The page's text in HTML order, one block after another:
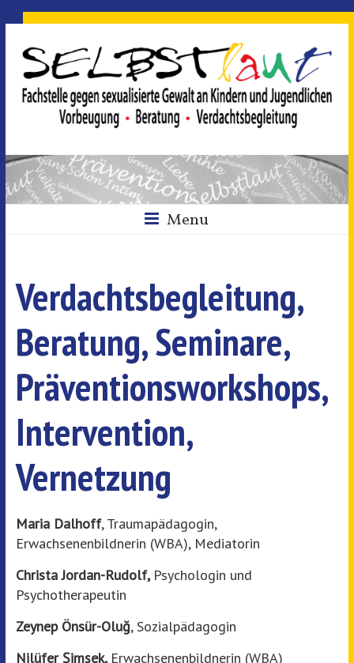
Menu
Verdachtsbegleitung,
Beratung, Seminare,
Präventionsworkshops,
Intervention,
Vernetzung
Maria Dalhoff, Traumapädagogin,
Erwachsenenbildnerin (WBA), Mediatorin
Christa Jordan-Rudolf, Psychologin und
Psychotherapeutin
Zeynep Önsür-Oluğ, Sozialpädagogin
Nilüfer Şimşek, Erwachsenenbildnerin (WBA)